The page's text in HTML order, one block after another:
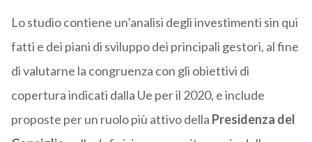
Lo studio contiene un’analisi degli investimenti sin qui
fatti e dei piani di sviluppo dei principali gestori, al fine
di valutarne la congruenza con gli obiettivi di
copertura indicati dalla Ue per il 2020, e include
proposte per un ruolo più attivo della Presidenza del